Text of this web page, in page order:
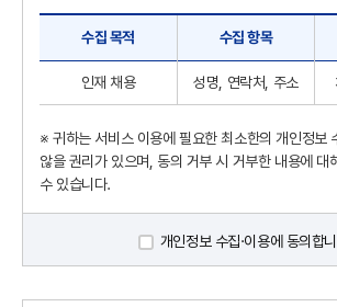
수집 목적 수집 항목
인재 채용 성명, 연락처, 주소
※ 귀하는 서비스 이용에 필요한 최소한의 개인정보
않을 권리가 있으며, 동의 거부 시 거부한 내용에 대
수 있습니다.
개인정보 수집·이용에 동의합